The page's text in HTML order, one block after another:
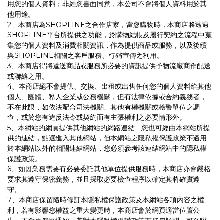
用您的個人資料；非經您書面同意，本公司不會將個人資料用於其
他用途。
2、本商店為SHOPLINE之合作店家，當您購物時，本商店將透過
SHOPLINE平台所提供之功能，於購物結帳及履行契約之流程中蒐
集您的個人資料及消費相關資訊，作為提供商品或服務，以及後續
與SHOPLINE相關之客戶服務、行銷宣傳之利用。
3、本商店得將遞送商品或服務所必要的資訊提供予物流廠商作配送
或聯絡之用。
4、本商店絕不會提供、交換、出租或出售任何您的個人資料給其他
個人、團體、私人企業或公務機關，但有法律依據或合約義務者，
不在此限，如依法配合司法機關、其他有權機關或檢警單位之調
查，或於您有違反法令或契約而有主張權利之必要情形外。
5、本網站的網頁提供其他網站的網路連結，您也可經由本網站所提
供的連結，點選進入其他網站，但本網站之隱私權保護政策不適用
於本網站以外的相關連結網站，您必須參考該連結網站中的隱私權
保護政策。
6、如因業務需要有必要委託其他單位提供服務時，本商店亦會嚴格
要求其遵守保密義務，並且採取必要檢查程序以確定其將確實遵
守。
7、本商店保留隨時修訂本隱私權保護政策及本網站各項內容之權
利，若有影響您權益之重大變更時，本商店會於網頁適當位置公